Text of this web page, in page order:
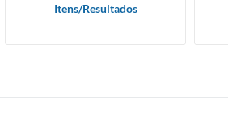
Itens/Resultados